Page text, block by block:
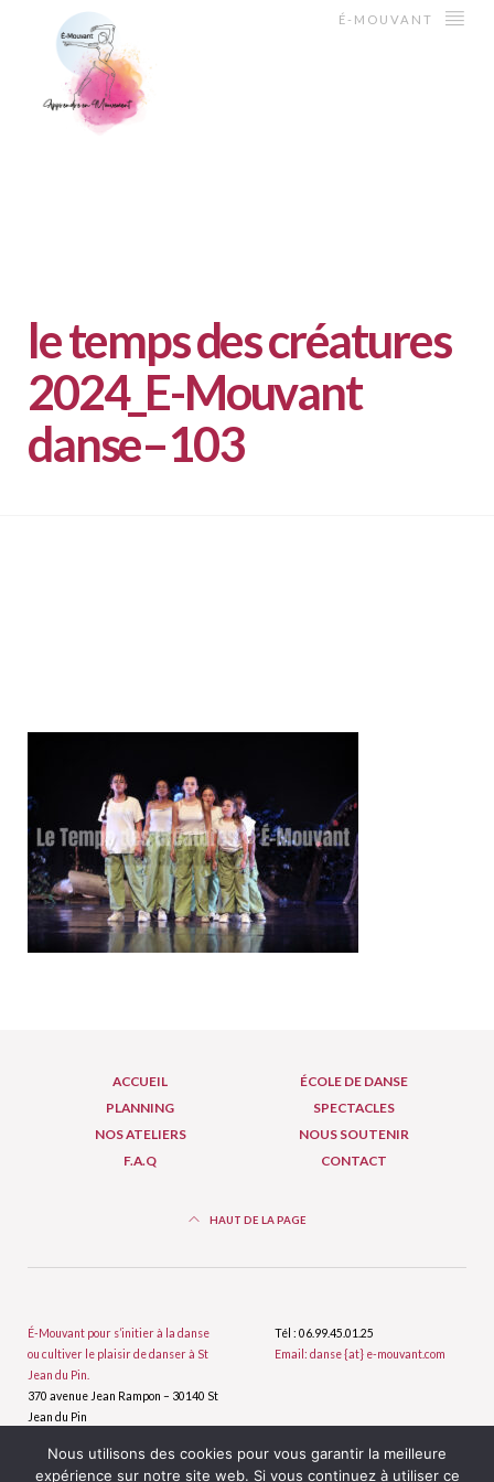
É-MOUVANT
le temps des créatures
2024_E-Mouvant
danse–103
ACCUEIL
ÉCOLE DE DANSE
PLANNING
SPECTACLES
NOS ATELIERS
NOUS SOUTENIR
F.A.Q
CONTACT
HAUT DE LA PAGE
É-Mouvant pour s’initier à la danse
ou cultiver le plaisir de danser à St
Jean du Pin.
370 avenue Jean Rampon – 30140 St
Jean du Pin
Tél : 06.99.45.01.25
Email: danse {at} e-mouvant.com
Plan du site
École de danse É-Mouvant ©
Nous utilisons des cookies pour vous garantir la meilleure
expérience sur notre site web. Si vous continuez à utiliser ce